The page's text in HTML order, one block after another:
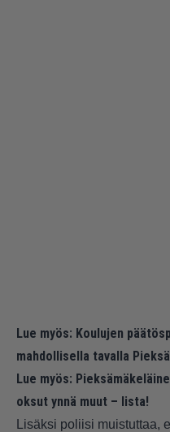
Lue myös: Koulujen
mahdollisella tavalla
Lue myös:
oksut ynnä muut – lista!
Lisäksi poliisi muistuttaa,